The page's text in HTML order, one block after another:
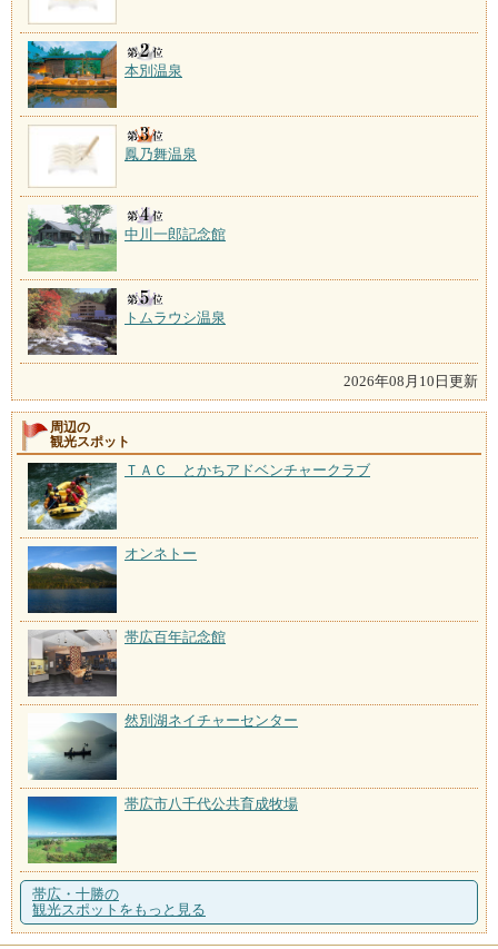
本別温泉
鳳乃舞温泉
中川一郎記念館
トムラウシ温泉
2026年08月10日更新
周辺の
観光スポット
ＴＡＣ とかちアドベンチャークラブ
オンネトー
帯広百年記念館
然別湖ネイチャーセンター
帯広市八千代公共育成牧場
帯広・十勝の
観光スポットをもっと見る